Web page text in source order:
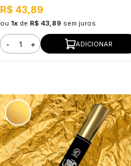
R$ 43,89
ou 1x de R$ 43,89 sem juros
- + ADICIONAR